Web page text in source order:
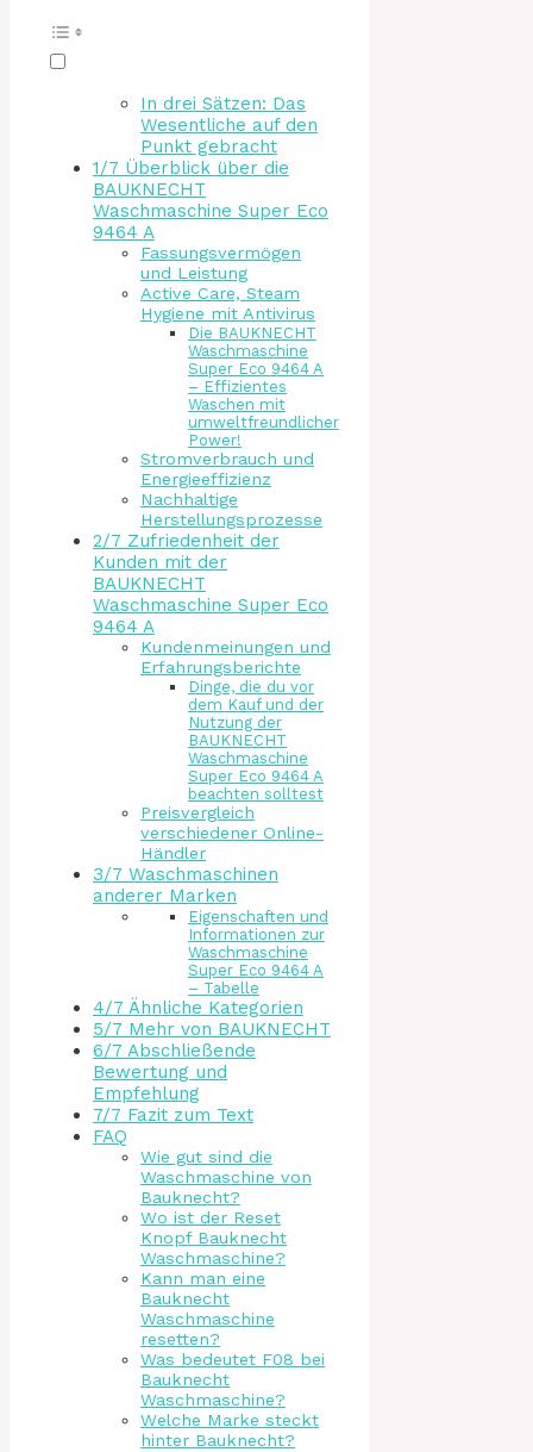
In drei Sätzen: Das
Wesentliche auf den
Punkt gebracht
1/7 Überblick über die
BAUKNECHT
Waschmaschine Super Eco
9464 A
Fassungsvermögen
und Leistung
Active Care, Steam
Hygiene mit Antivirus
Die BAUKNECHT
Waschmaschine
Super Eco 9464 A
– Effizientes
Waschen mit
umweltfreundlicher
Power!
Stromverbrauch und
Energieeffizienz
Nachhaltige
Herstellungsprozesse
2/7 Zufriedenheit der
Kunden mit der
BAUKNECHT
Waschmaschine Super Eco
9464 A
Kundenmeinungen und
Erfahrungsberichte
Dinge, die du vor
dem Kauf und der
Nutzung der
BAUKNECHT
Waschmaschine
Super Eco 9464 A
beachten solltest
Preisvergleich
verschiedener Online-
Händler
3/7 Waschmaschinen
anderer Marken
Eigenschaften und
Informationen zur
Waschmaschine
Super Eco 9464 A
– Tabelle
4/7 Ähnliche Kategorien
5/7 Mehr von BAUKNECHT
6/7 Abschließende
Bewertung und
Empfehlung
7/7 Fazit zum Text
FAQ
Wie gut sind die
Waschmaschine von
Bauknecht?
Wo ist der Reset
Knopf Bauknecht
Waschmaschine?
Kann man eine
Bauknecht
Waschmaschine
resetten?
Was bedeutet F08 bei
Bauknecht
Waschmaschine?
Welche Marke steckt
hinter Bauknecht?